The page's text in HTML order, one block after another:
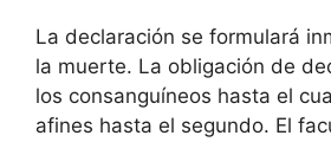
La declaración se formulará
la muerte. La obligación de
los consanguíneos hasta el
afines hasta el segundo. El